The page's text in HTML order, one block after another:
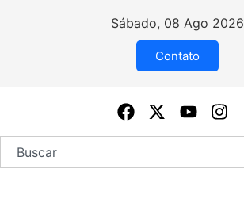
Sábado, 08 Ago 2026
Contato